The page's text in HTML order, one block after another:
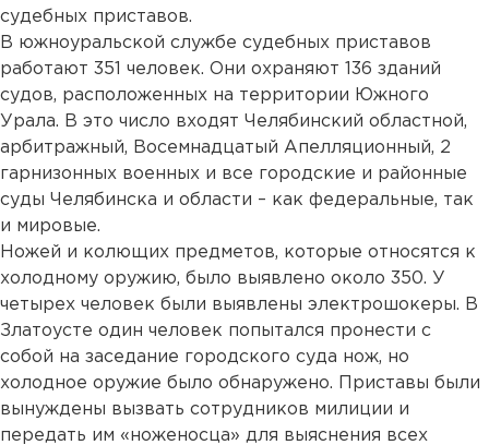
судебных приставов.
В южноуральской службе судебных приставов
работают 351 человек. Они охраняют 136 зданий
судов, расположенных на территории Южного
Урала. В это число входят Челябинский областной,
арбитражный, Восемнадцатый Апелляционный, 2
гарнизонных военных и все городские и районные
суды Челябинска и области – как федеральные, так
и мировые.
Ножей и колющих предметов, которые относятся к
холодному оружию, было выявлено около 350. У
четырех человек были выявлены электрошокеры. В
Златоусте один человек попытался пронести с
собой на заседание городского суда нож, но
холодное оружие было обнаружено. Приставы были
вынуждены вызвать сотрудников милиции и
передать им «ноженосца» для выяснения всех